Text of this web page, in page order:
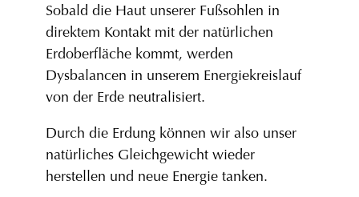
Sobald die Haut unserer Fußsohlen in
direktem Kontakt mit der natürlichen
Erdoberfläche kommt, werden
Dysbalancen in unserem Energiekreislauf
von der Erde neutralisiert.
Durch die Erdung können wir also unser
natürliches Gleichgewicht wieder
herstellen und neue Energie tanken.